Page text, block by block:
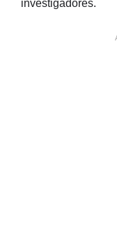
investigadores.